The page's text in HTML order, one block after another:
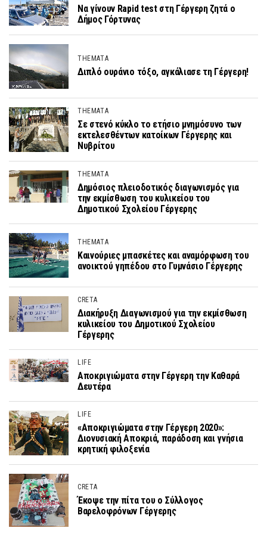
Να γίνουν Rapid test στη Γέργερη ζητά ο
Δήμος Γόρτυνας
THEMATA
Διπλό ουράνιο τόξο, αγκάλιασε τη Γέργερη!
THEMATA
Σε στενό κύκλο το ετήσιο μνημόσυνο των
εκτελεσθέντων κατοίκων Γέργερης και
Νυβρίτου
THEMATA
Δημόσιος πλειοδοτικός διαγωνισμός για
την εκμίσθωση του κυλικείου του
Δημοτικού Σχολείου Γέργερης
THEMATA
Καινούριες μπασκέτες και αναμόρφωση του
ανοικτού γηπέδου στο Γυμνάσιο Γέργερης
CRETA
Διακήρυξη Διαγωνισμού για την εκμίσθωση
κυλικείου του Δημοτικού Σχολείου
Γέργερης
LIFE
Αποκριγιώματα στην Γέργερη την Καθαρά
Δευτέρα
LIFE
«Αποκριγιώματα στην Γέργερη 2020»:
Διονυσιακή Αποκριά, παράδοση και γνήσια
κρητική φιλοξενία
CRETA
Έκοψε την πίτα του ο Σύλλογος
Βαρελοφρόνων Γέργερης